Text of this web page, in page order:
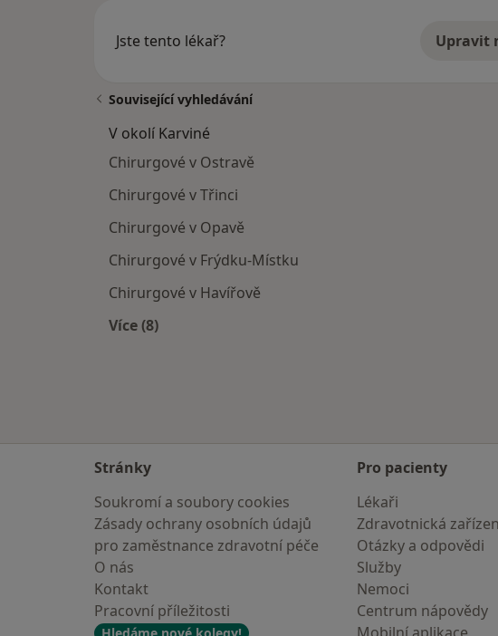
Jste tento lékař? Upravit
Související vyhledávání
V okolí Karviné
Chirurgové v Ostravě
Chirurgové v Třinci
Chirurgové v Opavě
Chirurgové v Frýdku-Místku
Chirurgové v Havířově
Více (8)
Stránky
Soukromí a soubory cookies
Zásady ochrany osobních údajů
pro zaměstnance zdravotní péče
O nás
Kontakt
Pracovní příležitosti
Pro pacienty
Lékaři
Zdravotnická
Otázky a odpovědi
Služby
Nemoci
Centrum nápovědy